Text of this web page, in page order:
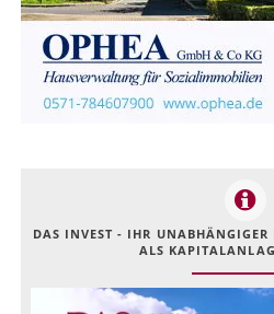
DAS INVEST - IHR
ALS